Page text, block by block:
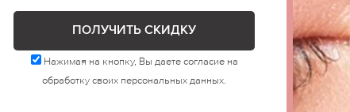
Нажимая на кнопку, Вы даете согласие на
обработку своих персональных данных.